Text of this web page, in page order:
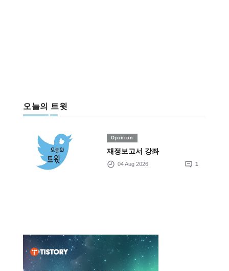
오늘의 트윗
Opinion
재정보고서 강좌
04 Aug 2026 1